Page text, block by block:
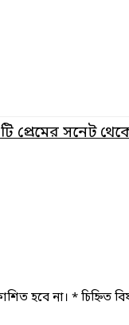
প্রেমের সনেট
হবে না। *চিহ্নিত